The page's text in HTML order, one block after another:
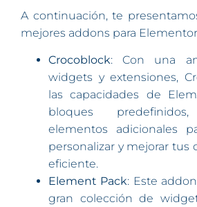
A continuación, te
mejores addons para
Crocoblock: Con una
widgets y extensiones,
las capacidades de
bloques
elementos adicionales
personalizar y mejorar tus
eficiente.
Element Pack: Este
gran colección de